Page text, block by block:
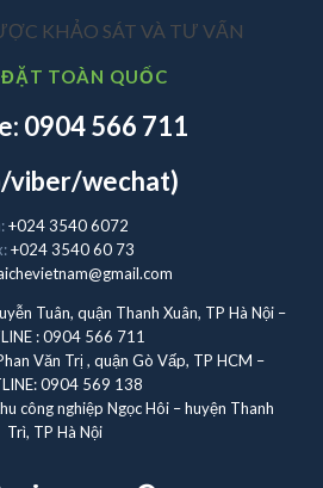
KHẢO SÁT VÀ TƯ VẤN
TOÀN QUỐC
0904 566 711
viber/wechat)
+024 3540 6072
+024 3540 60 73
Tuân, quận Thanh Xuân, TP Hà Nội –
: 0904 566 711
Văn Trị , quận Gò Vấp, TP HCM –
0904 569 138
công nghiệp Ngọc Hôi – huyện Thanh
Trì, TP Hà Nội